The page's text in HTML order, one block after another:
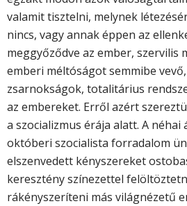
valamit tisztelni, melynek
nincs, vagy annak éppen az
meggyőződve az ember, szervilis
emberi méltóságot semmibe
zsarnokságok, totalitárius
az embereket. Erről azért
a szocializmus érája alatt. A néhai
októberi szocialista forradalom
elszenvedett kényszereket
keresztény színezettel
rákényszeríteni más világnézetű